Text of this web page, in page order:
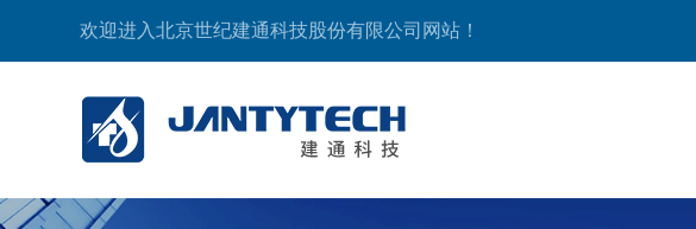
欢迎进入北京世纪建通科技股份有限公司网站！